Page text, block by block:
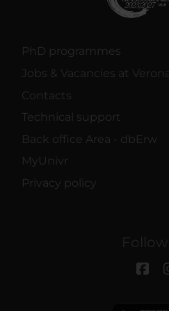
PhD programmes
Jobs & Vacancies at
Contacts
Technical support
Back office Area - dbErw
MyUnivr
Privacy policy